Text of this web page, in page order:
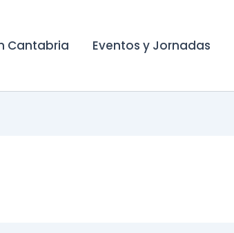
Cantabria Eventos y Jornadas